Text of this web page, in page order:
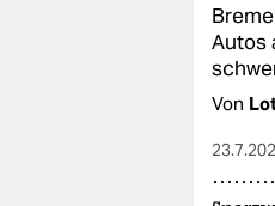
Autos
Von